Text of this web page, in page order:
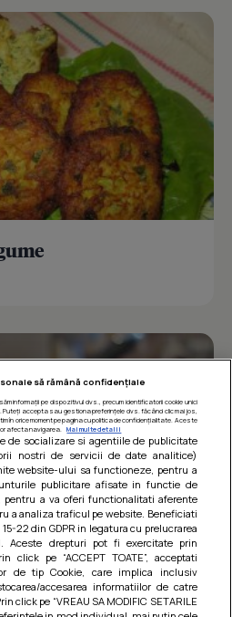
cu arpagic rosu
să rămână confidențiale
informații pe dispozitivul dvs., precum identificatorii cookie unici
accepta sau gestiona preferințele dvs. făcând clic mai jos,
în orice moment pe pagina cu politica de confidențialitate. Aceste
afecta navigarea.
Mai multe detalii
de socializare si agentiile de publicitate
nostri de servicii de date analitice)
website-ului sa functioneze, pentru a
publicitare afisate in functie de
a va oferi functionalitati aferente
a analiza traficul pe website. Beneficiati
22 din GDPR in legatura cu prelucrarea
Aceste drepturi pot fi exercitate prin
click pe “ACCEPT TOATE”, acceptati
de tip Cookie, care implica inclusiv
accesarea informatiilor de catre
click pe “VREAU SA MODIFIC SETARILE